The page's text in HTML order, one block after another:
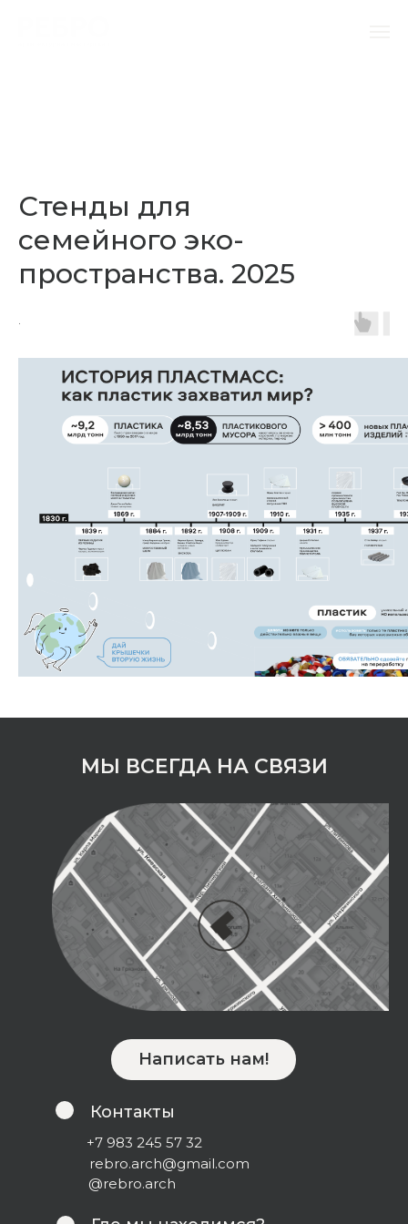
Стенды для
семейного эко-
пространства. 2025
.
МЫ ВСЕГДА НА СВЯЗИ
+7 983 245 57 32
rebro.arch@gmail.com
@rebro.arch
Контакты
Написать нам!